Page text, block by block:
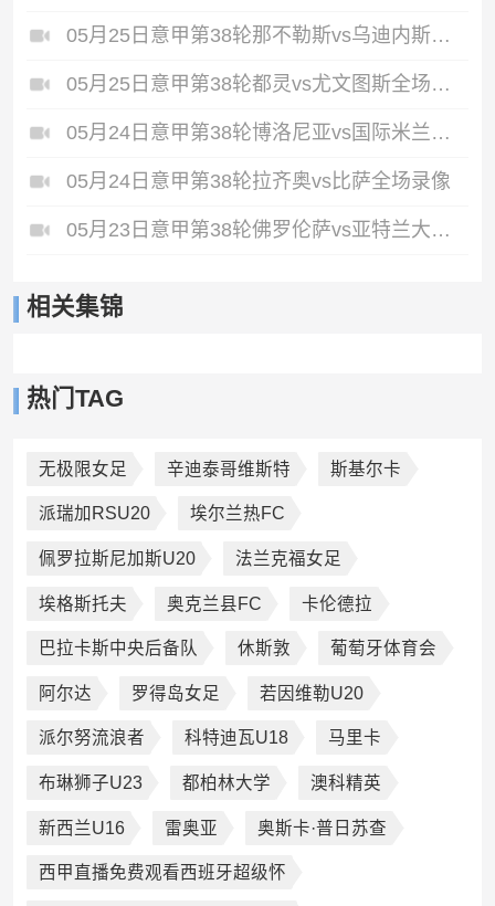
05月25日意甲第38轮那不勒斯vs乌迪内斯全场录像
05月25日意甲第38轮都灵vs尤文图斯全场录像
05月24日意甲第38轮博洛尼亚vs国际米兰全场录像
05月24日意甲第38轮拉齐奥vs比萨全场录像
05月23日意甲第38轮佛罗伦萨vs亚特兰大全场录像
相关集锦
热门TAG
无极限女足 辛迪泰哥维斯特 斯基尔卡
派瑞加RSU20 埃尔兰热FC
佩罗拉斯尼加斯U20 法兰克福女足
埃格斯托夫 奥克兰县FC 卡伦德拉
巴拉卡斯中央后备队 休斯敦 葡萄牙体育会
阿尔达 罗得岛女足 若因维勒U20
派尔努流浪者 科特迪瓦U18 马里卡
布琳狮子U23 都柏林大学 澳科精英
新西兰U16 雷奥亚 奥斯卡·普日苏查
西甲直播免费观看西班牙超级怀